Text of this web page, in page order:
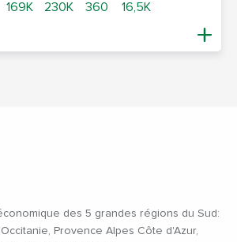
169K 230K 360 16,5K
des 5 grandes régions du Sud:
Provence Alpes Côte d'Azur,